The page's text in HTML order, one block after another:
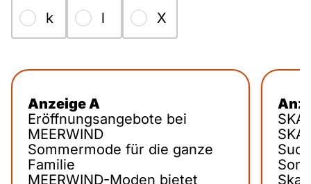
k l X
Anzeige A
Eröffnungsangebote bei
MEERWIND
Sommermode für die ganze
Familie
MEERWIND-Moden bietet